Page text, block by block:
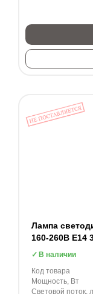
Лампа
160-260В Е14
В наличии
Код товара
Мощность, Вт
Световой поток,